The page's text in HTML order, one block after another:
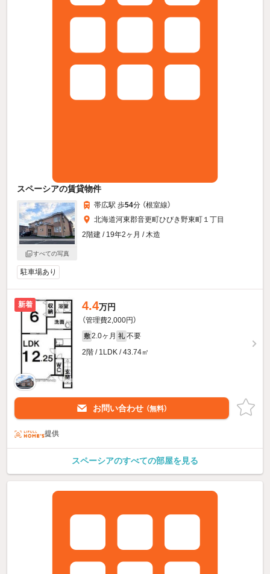
スペーシアの賃貸物件
すべての写真
帯広駅 歩54分 （根室線）
北海道河東郡音更町ひびき野東町１丁目
2階建 / 19年2ヶ月 / 木造
駐車場あり
新着 4.4万円
（管理費2,000円）
敷 2.0ヶ月 礼 不要
2階 / 1LDK / 43.74㎡
お問い合わせ （無料）
提供
スペーシアのすべての部屋を見る